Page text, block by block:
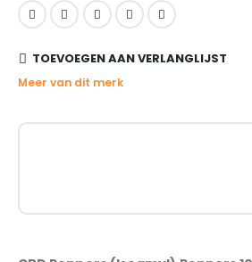
TOEVOEGEN AAN VERLANGLIJST
Meer van dit merk